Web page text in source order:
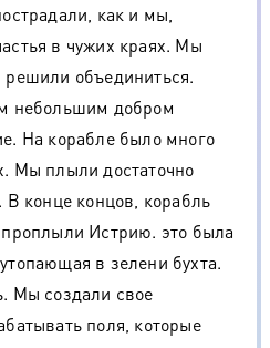
как и мы,
в чужих краях. Мы
объединиться.
небольшим добром
На корабле было много
Мы плыли достаточно
конце концов, корабль
Истрию. это была
в зелени бухта.
Мы создали свое
поля, которые